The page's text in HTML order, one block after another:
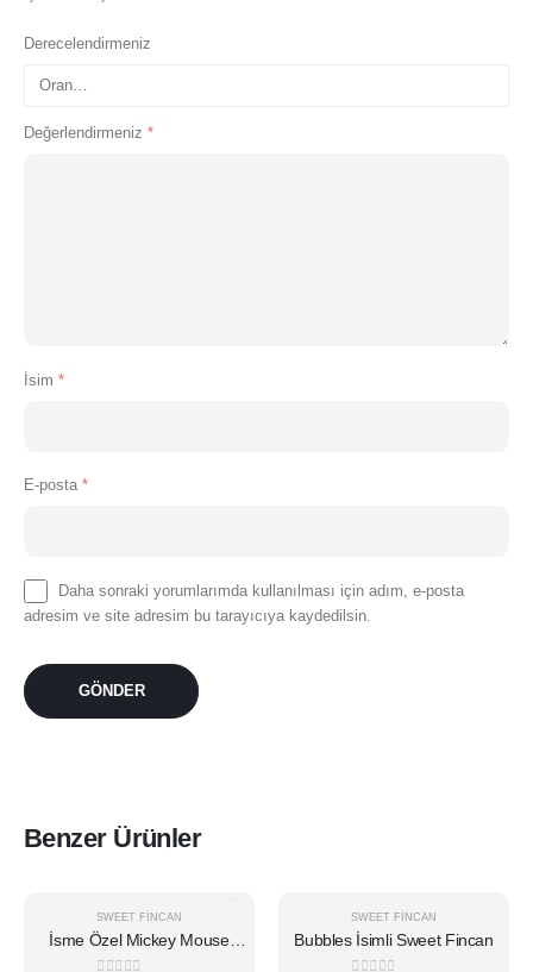
Derecelendirmeniz
Değerlendirmeniz *
İsim *
E-posta *
Daha sonraki yorumlarımda kullanılması için adım, e-posta
adresim ve site adresim bu tarayıcıya kaydedilsin.
Benzer Ürünler
SWEET FINCAN
İsme Özel Mickey Mouse
Fincan
SWEET FINCAN
Bubbles İsimli Sweet Fincan